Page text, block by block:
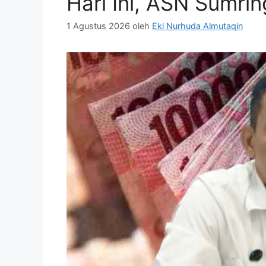
1 Agustus 2026 oleh Eki Nurhuda Almutaqin